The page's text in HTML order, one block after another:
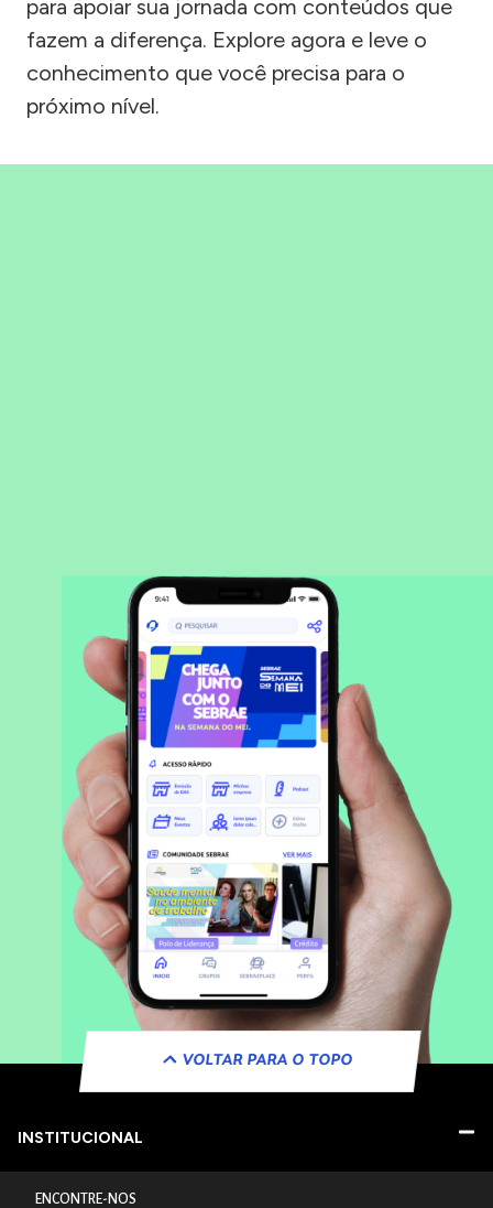
para apoiar sua jornada com conteúdos que
fazem a diferença. Explore agora e leve o
conhecimento que você precisa para o
próximo nível.
VOLTAR PARA O TOPO
INSTITUCIONAL
ENCONTRE-NOS